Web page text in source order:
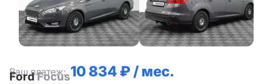
Ваш платеж: 10 834 ₽ / мес.
FordFocus